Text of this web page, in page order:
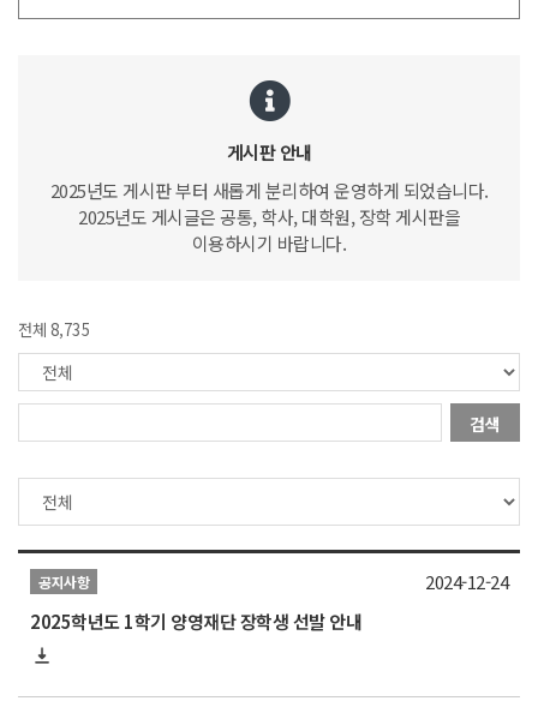
게시판 안내
2025년도 게시판 부터 새롭게 분리하여 운영하게 되었습니다.
2025년도 게시글은 공통, 학사, 대학원, 장학 게시판을
이용하시기 바랍니다.
전체 8,735
검색
공지사항
2025학년도 1학기 양영재단 장학생 선발 안내
2024-12-24